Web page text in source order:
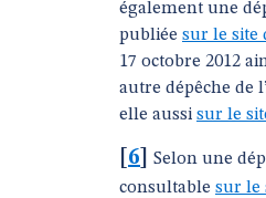
également une
publiée sur le site
17 octobre 2012
autre dépêche de
elle aussi sur le
6
Selon une
consultable sur le